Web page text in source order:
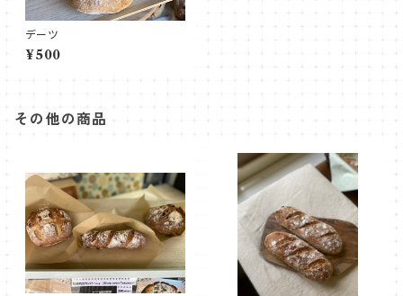
デーツ
¥500
その他の商品